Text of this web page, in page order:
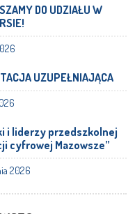
DO UDZIAŁU W
UZUPEŁNIAJĄCA
i liderzy przedszkolnej
cyfrowej Mazowsze”
2026